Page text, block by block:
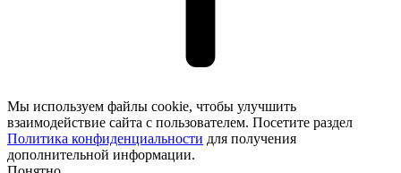
Мы используем файлы cookie, чтобы улучшить
взаимодействие сайта с пользователем. Посетите раздел
Политика конфиденциальности для получения
дополнительной информации.